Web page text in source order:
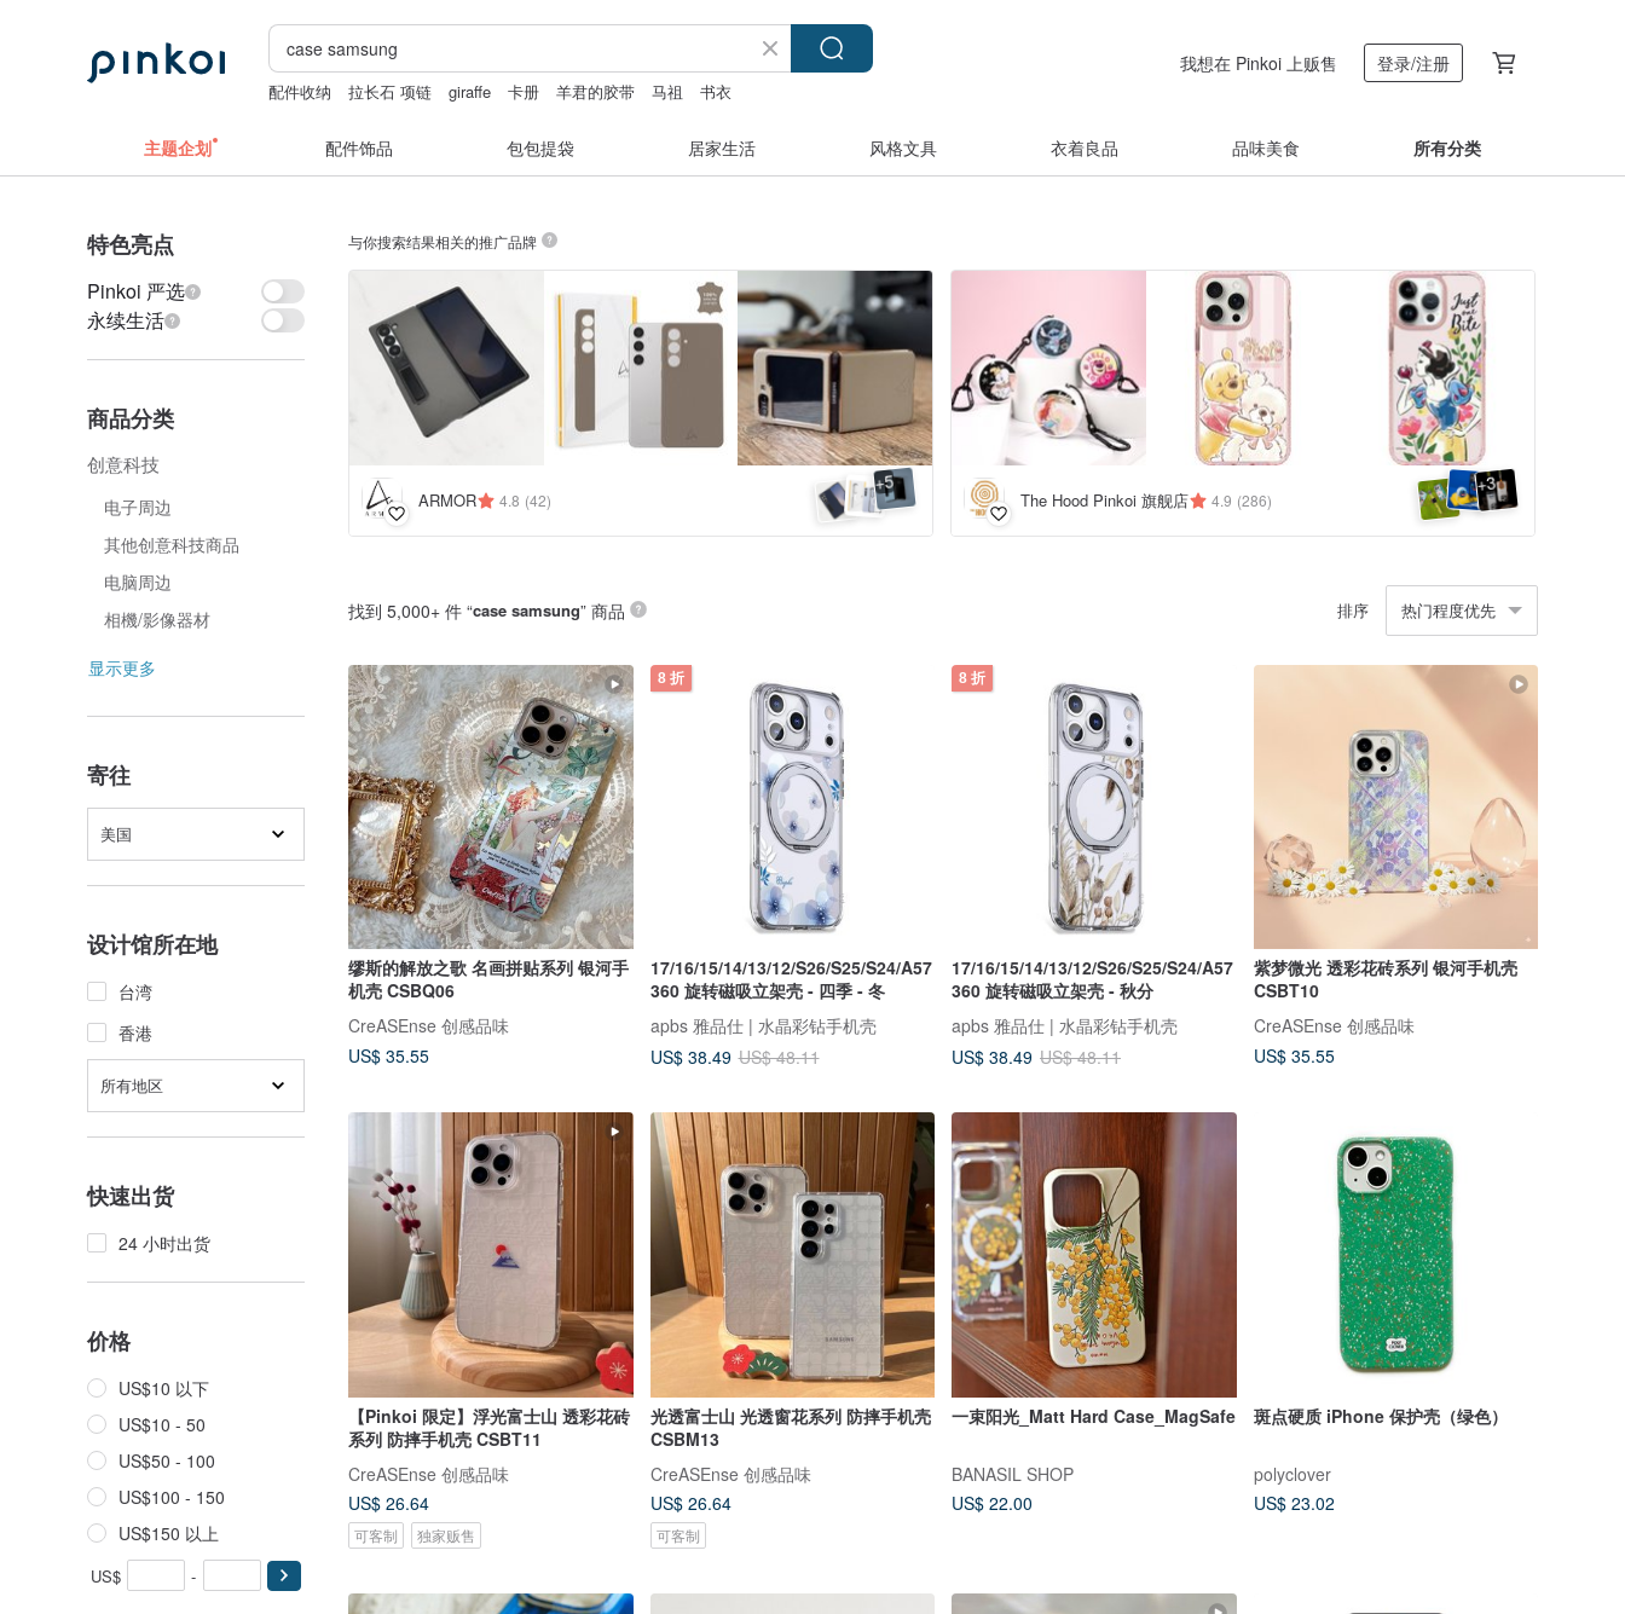
配件收纳 拉长石 项链 giraffe 卡册 羊君的胶带 马祖
书衣
我想在 Pinkoi 上贩售 登录/注册
主题企划 配件饰品 包包提袋 居家生活 风格文具 衣着良品 品味美食 所有分类
特色亮点
Pinkoi 严选
永续生活
商品分类
创意科技
电子周边
其他创意科技商品
电脑周边
相機/影像器材
显示更多
寄往
美国
设计馆所在地
台湾
香港
所有地区
快速出货
24 小时出货
价格
US$10 以下
US$10 - 50
US$50 - 100
US$100 - 150
US$150 以上
US$ -
与你搜索结果相关的推广品牌
ARMOR 4.8 (42) +5 The Hood Pinkoi 旗舰店 4.9 (286) +3
找到 5,000+ 件 “case samsung” 商品 排序 热门程度优先
缪斯的解放之歌 名画拼贴系列 银河手
机壳 CSBQ06
CreASEnse 创感品味
US$ 35.55
8 折
17/16/15/14/13/12/S26/S25/S24/A57
360 旋转磁吸立架壳 - 四季 - 冬
apbs 雅品仕 | 水晶彩钻手机壳
US$ 38.49 US$ 48.11
8 折
17/16/15/14/13/12/S26/S25/S24/A57
360 旋转磁吸立架壳 - 秋分
apbs 雅品仕 | 水晶彩钻手机壳
US$ 38.49 US$ 48.11
紫梦微光 透彩花砖系列 银河手机壳
CSBT10
CreASEnse 创感品味
US$ 35.55
【Pinkoi 限定】浮光富士山 透彩花砖
系列 防摔手机壳 CSBT11
CreASEnse 创感品味
US$ 26.64
可客制 独家贩售
光透富士山 光透窗花系列 防摔手机壳
CSBM13
CreASEnse 创感品味
US$ 26.64
可客制
一束阳光_Matt Hard Case_MagSafe
BANASIL SHOP
US$ 22.00
斑点硬质 iPhone 保护壳（绿色）
polyclover
US$ 23.02